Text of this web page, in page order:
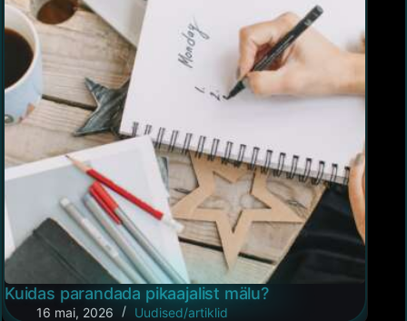
Kuidas parandada pikaajalist mälu?
16 mai, 2026 Uudised/artiklid